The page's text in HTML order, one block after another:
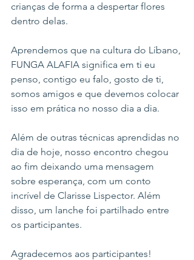
crianças de forma a despertar flores
dentro delas.
Aprendemos que na cultura do Líbano,
FUNGA ALAFIA significa em ti eu
penso, contigo eu falo, gosto de ti,
somos amigos e que devemos colocar
isso em prática no nosso dia a dia.
Além de outras técnicas aprendidas no
dia de hoje, nosso encontro chegou
ao fim deixando uma mensagem
sobre esperança, com um conto
incrível de Clarisse Lispector. Além
disso, um lanche foi partilhado entre
os participantes.
Agradecemos aos participantes!